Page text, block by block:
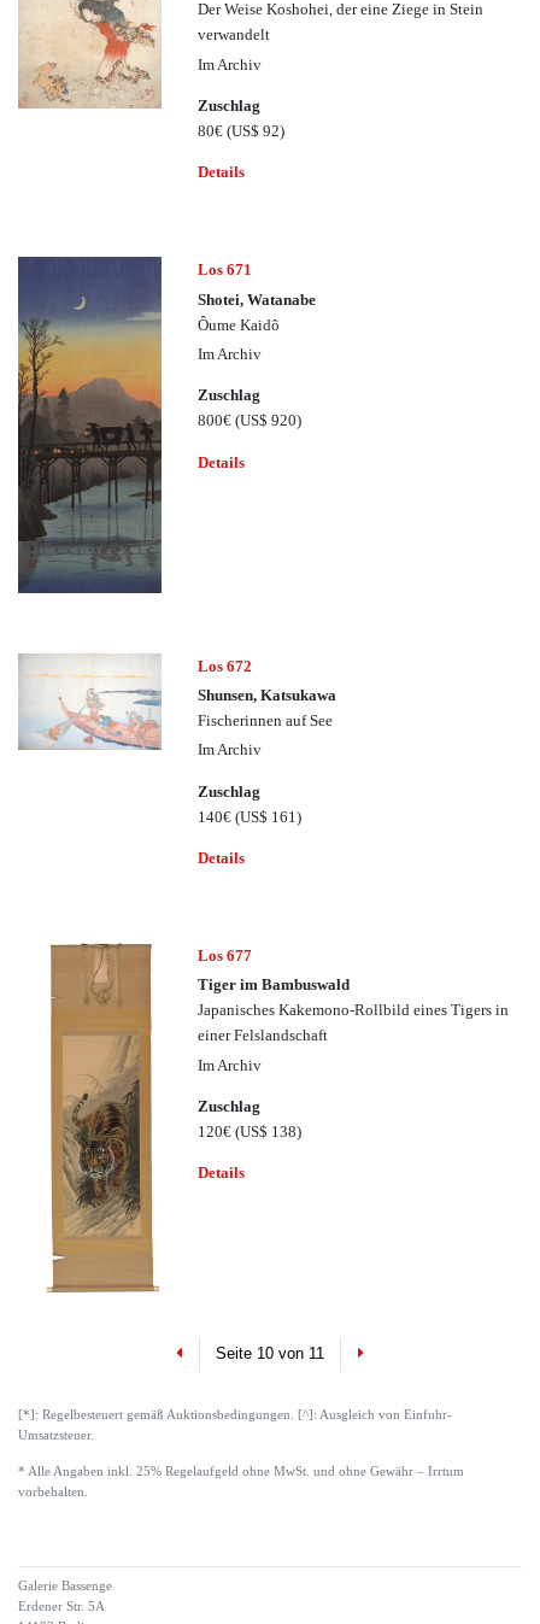
Der Weise Koshohei, der eine Ziege in Stein
verwandelt
Im Archiv
Zuschlag
80€(US$ 92)
Details
Los 671
Shotei, Watanabe
Ôume Kaidô
Im Archiv
Zuschlag
800€(US$ 920)
Details
Los 672
Shunsen, Katsukawa
Fischerinnen auf See
Im Archiv
Zuschlag
140€(US$ 161)
Details
Los 677
Tiger im Bambuswald
Japanisches Kakemono-Rollbild eines Tigers in
einer Felslandschaft
Im Archiv
Zuschlag
120€(US$ 138)
Details
PreviousSeite 10 von 11 Next
[*]: Regelbesteuert gemäß Auktionsbedingungen. [^]: Ausgleich von Einfuhr-
Umsatzsteuer.
* Alle Angaben inkl. 25% Regelaufgeld ohne MwSt. und ohne Gewähr – Irrtum
vorbehalten.
Galerie Bassenge
Erdener Str. 5A